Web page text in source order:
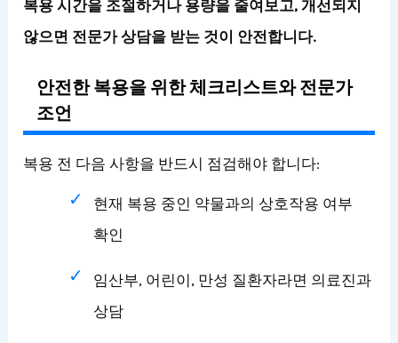
복용 시간을 조절하거나 용량을 줄여보고, 개선되지
않으면 전문가 상담을 받는 것이 안전합니다.
안전한 복용을 위한 체크리스트와 전문가
조언
복용 전 다음 사항을 반드시 점검해야 합니다:
현재 복용 중인 약물과의 상호작용 여부
확인
임산부, 어린이, 만성 질환자라면 의료진과
상담